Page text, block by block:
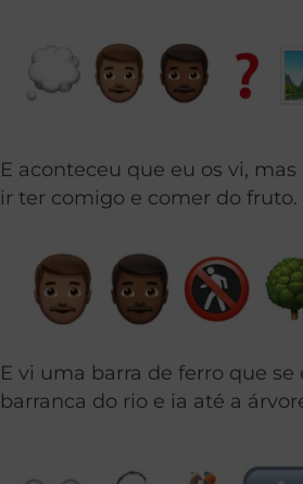
E aconteceu que eu os vi,
ir ter comigo e comer do fruto.
E vi uma barra de ferro que se
barranca do rio e ia até a